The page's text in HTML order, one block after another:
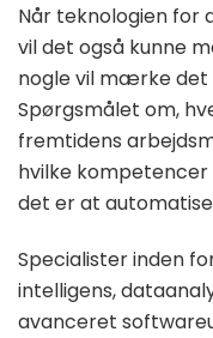
Når teknologien
vil det også kunne
nogle vil mærke det
Spørgsmålet om,
fremtidens
hvilke
det er at
Specialister inden
intelligens,
avanceret